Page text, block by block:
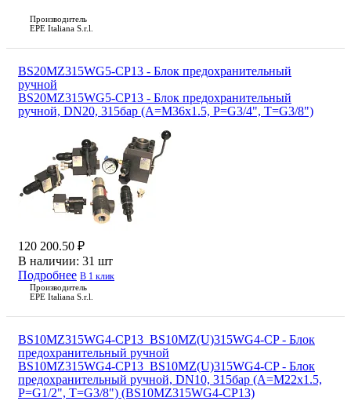
Производитель
EPE Italiana S.r.l.
BS20MZ315WG5-CP13 - Блок предохранительный
ручной
BS20MZ315WG5-CP13 - Блок предохранительный
ручной, DN20, 315бар (A=M36x1.5, P=G3/4", T=G3/8")
120 200.50 ₽
В наличии: 31 шт
Подробнее В 1 клик
Производитель
EPE Italiana S.r.l.
BS10MZ315WG4-CP13_BS10MZ(U)315WG4-CP - Блок
предохранительный ручной
BS10MZ315WG4-CP13_BS10MZ(U)315WG4-CP - Блок
предохранительный ручной, DN10, 315бар (A=M22x1.5,
P=G1/2", T=G3/8") (BS10MZ315WG4-CP13)